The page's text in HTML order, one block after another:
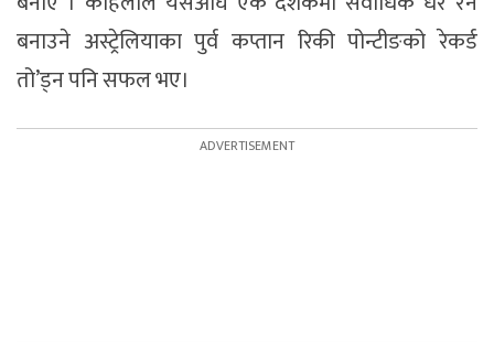
बनाउने अस्ट्रेलियाका पुर्व कप्तान रिकी पोन्टीङको रेकर्ड
तो’ड्न पनि सफल भए।